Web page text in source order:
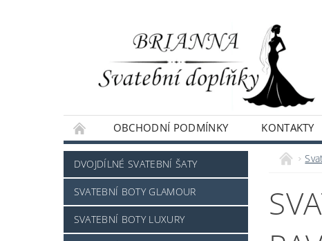
OBCHODNÍ PODMÍNKY KONTAKTY
NAPIŠTE NÁM
DVOJDÍLNÉ SVATEBNÍ ŠATY
SVATEBNÍ BOTY GLAMOUR
SVATEBNÍ BOTY LUXURY